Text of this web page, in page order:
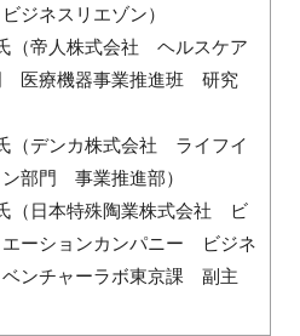
ジネスリエゾン）
（帝人株式会社 ヘルスケア
医療機器事業推進班 研究
（デンカ株式会社 ライフイ
ン部門 事業推進部）
（日本特殊陶業株式会社 ビ
エーションカンパニー ビジネ
ンチャーラボ東京課 副主